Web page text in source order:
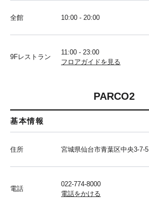
全館 10:00 - 20:00
9Fレストラン
11:00 - 23:00
フロアガイドを見る
PARCO2
基本情報
住所 宮城県仙台市青葉区中央3-7-5
電話
022-774-8000
電話をかける